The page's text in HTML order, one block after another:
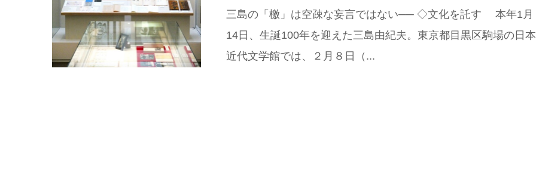
三島の「檄」は空疎な妄言ではない── ◇文化を託す 本年1月
14日、生誕100年を迎えた三島由紀夫。東京都目黒区駒場の日本
近代文学館では、２月８日（...